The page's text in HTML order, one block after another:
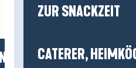
ZUR SNACKZEIT
CATERER,
NEUIGKEITEN!